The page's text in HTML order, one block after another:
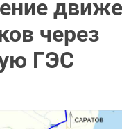
через
ГЭС